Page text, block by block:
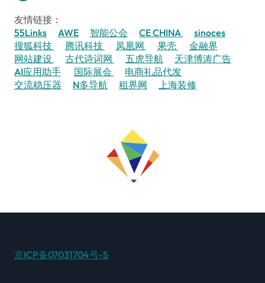
友情链接：
55Links
AWE 智能公会 CE CHINA
sinoces
搜狐科技
腾讯科技 凤凰网 果壳
金融界
网站建设
古代诗词网 五虎导航
天津博涛广告
AI应用助手
国际展会
电商礼品代发
交流稳压器
N多导航 租界网 上海装修
京ICP备07031704号-5